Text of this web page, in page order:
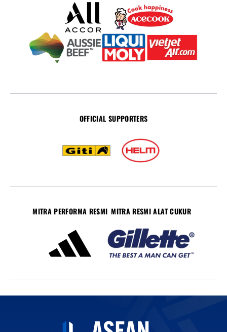
OFFICIAL SUPPORTERS
MITRA PERFORMA RESMI MITRA RESMI ALAT CUKUR